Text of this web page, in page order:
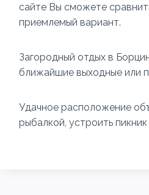
сайте Вы сможете
приемлемый вариант.
Загородный отдых в
ближайшие выходные или
Удачное расположение
рыбалкой, устроить